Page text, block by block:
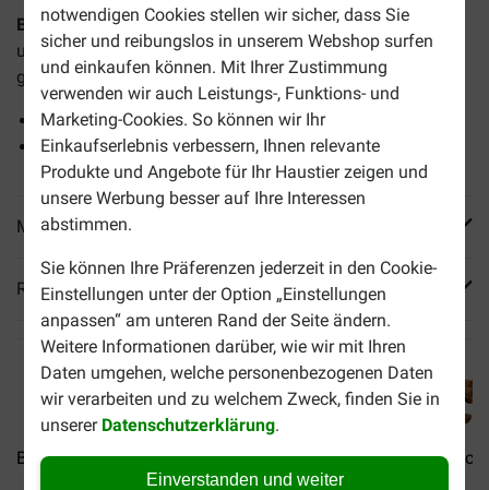
notwendigen Cookies stellen wir sicher, dass Sie
sicher und reibungslos in unserem Webshop surfen
und einkaufen können. Mit Ihrer Zustimmung
verwenden wir auch Leistungs-, Funktions- und
Marketing-Cookies. So können wir Ihr
Einkaufserlebnis verbessern, Ihnen relevante
Produkte und Angebote für Ihr Haustier zeigen und
unsere Werbung besser auf Ihre Interessen
abstimmen.
Sie können Ihre Präferenzen jederzeit in den Cookie-
Einstellungen unter der Option „Einstellungen
anpassen“ am unteren Rand der Seite ändern.
Weitere Informationen darüber, wie wir mit Ihren
Daten umgehen, welche personenbezogenen Daten
wir verarbeiten und zu welchem Zweck, finden Sie in
unserer Datenschutzerklärung.
Einverstanden und weiter
Beaphar Schaffett Mini Bonbons mit Lachssind leckere
und gesunde Bonbons für Hunde. Sie sorgen für ein
glänzendes Fell und fördern die Verdauung.
Für gesunde Haut und glänzendes Fell
80 Bonbons pro Packung
Mehr Produktinfos
Reviews
Brekz Snacks - Pure... Brekz Snacks - Pure... Brekz